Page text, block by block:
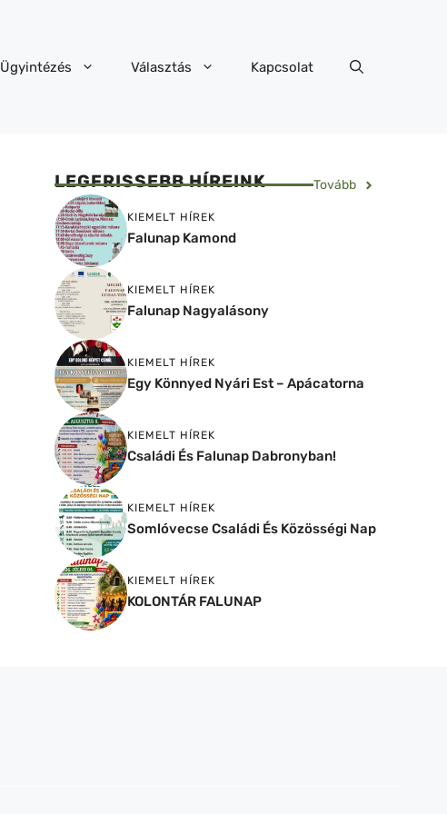
Ügyintézés Választás Kapcsolat
LEGFRISSEBB HÍREINK Tovább
KIEMELT HÍREK
Falunap Kamond
KIEMELT HÍREK
Falunap Nagyalásony
KIEMELT HÍREK
Egy Könnyed Nyári Est – Apácatorna
KIEMELT HÍREK
Családi És Falunap Dabronyban!
KIEMELT HÍREK
Somlóvecse Családi És Közösségi Nap
KIEMELT HÍREK
KOLONTÁR FALUNAP